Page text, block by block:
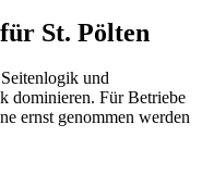
St. Pölten
und
dominieren. Für Betriebe
ernst genommen werden